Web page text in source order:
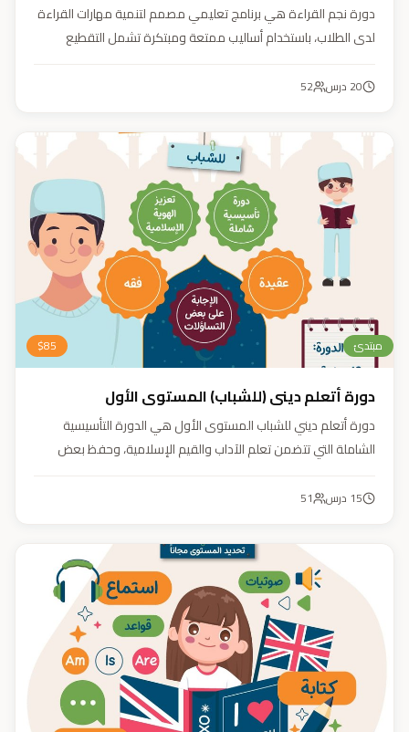
دورة نجم القراءة هي برنامج تعليمي مصمم لتنمية مهارات القراءة
لدى الطلاب، باستخدام أساليب ممتعة ومبتكرة تشمل التقطيع
والمحادثات. يهدف البرنامج إلى تعزيز قدرات الطلاب في التمييز بين
20 درس 52
مبتدئ $85
دورة أتعلم ديني (للشباب) المستوى الأول
دورة أتعلم ديني للشباب المستوى الأول هي الدورة التأسيسية
الشاملة التي تتضمن تعلم الآداب والقيم الإسلامية، وحفظ بعض
السيرة النبوية (فقه، عقيدة، سيرة).
15 درس 51